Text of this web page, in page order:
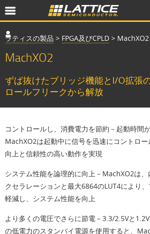
ラティスの製品 > FPGA及びCPLD > MachXO2
MachXO2
ずば抜けたブリッジ機能とI/O拡張
ロールフリークから解放
コントロールし、消費電力を節約－起動時間
MachXO2は起動中に信号を迅速にコントロ
向上と信頼性の高い動作を実現
システム性能を論理的に向上－MachXO2は
クセラレーションと最大6864のLUT4により
軽減し、システム性能を向上
より多くの電圧でさらに節電－3.3/2.5Vと
の低電力のスタンバイ電源を使用すると、